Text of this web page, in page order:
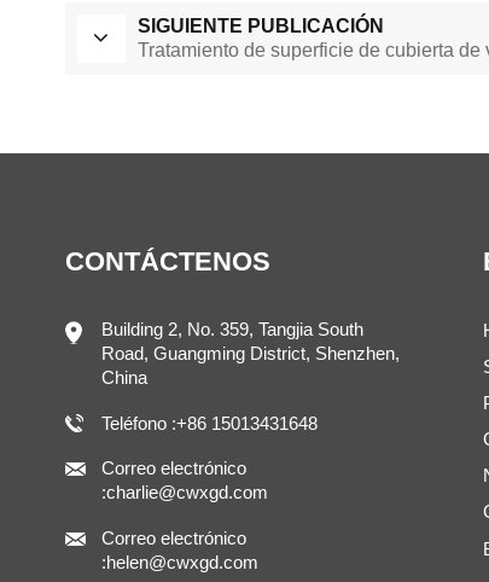
SIGUIENTE PUBLICACIÓN
Tratamiento de superficie de cubierta de
CONTÁCTENOS
Building 2, No. 359, Tangjia South
Road, Guangming District, Shenzhen,
China
Teléfono :+86 15013431648
Correo electrónico
:charlie@cwxgd.com
Correo electrónico
:helen@cwxgd.com